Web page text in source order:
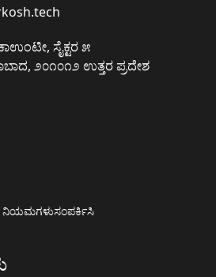
ಸೈಕ್ಟರ ೫
೨೦೧೦೧೨ ಉತ್ತರ ಪ್ರದೇಶ
ಸಂಪರ್ಕಿಸಿ